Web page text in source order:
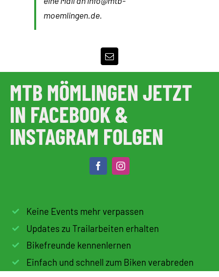
moemlingen.de.
MTB MÖMLINGEN JETZT
IN FACEBOOK &
INSTAGRAM FOLGEN
Keine Events mehr verpassen
Updates zu Trailarbeiten erhalten
Bikefreunde kennenlernen
Einfach und schnell zum Biken verabreden